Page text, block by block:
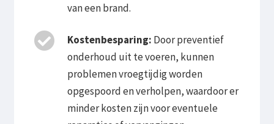
van een brand.
Kostenbesparing: Door preventief
onderhoud uit te voeren, kunnen
problemen vroegtijdig worden
opgespoord en verholpen, waardoor er
minder kosten zijn voor eventuele